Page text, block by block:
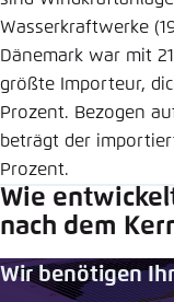
Wasserkraftwerke
Dänemark war mit
größte Importeur,
Prozent. Bezogen
beträgt der
Prozent.
Wie
nach dem
Wir benötigen